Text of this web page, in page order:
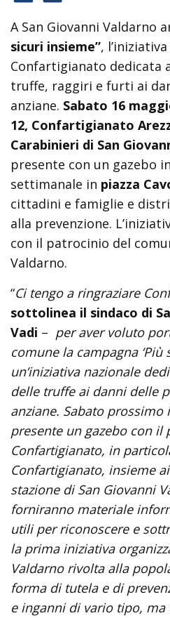
A San Giovanni Valdarno
sicuri insieme”,
Confartigianato dedicata
truffe, raggiri e furti ai
anziane. Sabato 16
12, Confartigianato
Carabinieri di San
presente con un gazebo
settimanale in piazza
cittadini e famiglie e
alla prevenzione.
con il patrocinio del
Valdarno.
“Ci tengo a ringraziare
sottolinea il sindaco di
Vadi – per aver voluto
comune la campagna ‘Più
un’iniziativa nazionale
delle truffe ai danni delle
anziane. Sabato prossimo
presente un gazebo con il
Confartigianato, in
Confartigianato, insieme
stazione di San Giovanni
forniranno materiale
utili per riconoscere e
la prima iniziativa
Valdarno rivolta alla
forma di tutela e di
e inganni di vario tipo, ma